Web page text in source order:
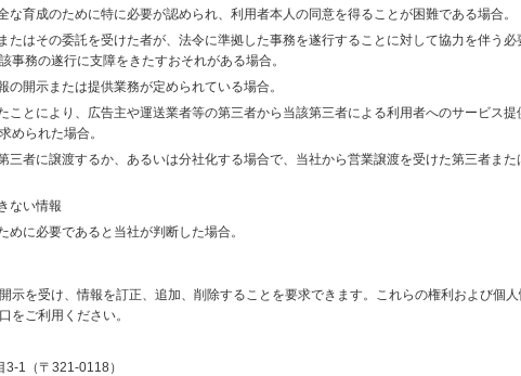
な育成のために特に必要が認められ、利用者本人の同意を得ることが困難である場合。
たはその委託を受けた者が、法令に準拠した事務を遂行することに対して協力を伴う必
事務の遂行に支障をきたすおそれがある場合。
開示または提供業務が定められている場合。
ことにより、広告主や運送業者等の第三者から当該第三者による利用者へのサービス提
められた場合。
三者に譲渡するか、あるいは分社化する場合で、当社から営業譲渡を受けた第三者また
ない情報
に必要であると当社が判断した場合。
示を受け、情報を訂正、追加、削除することを要求できます。これらの権利および個
をご利用ください。
1（〒321-0118）